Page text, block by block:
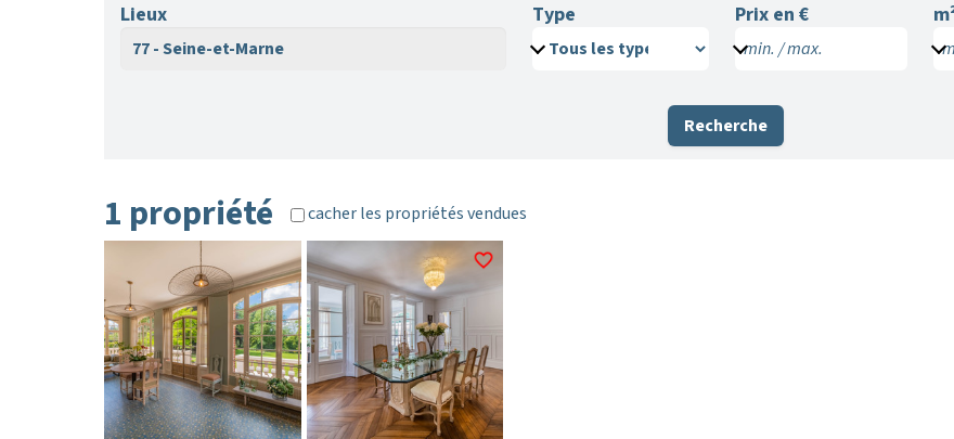
Lieux
77 - Seine-et-Marne
Type Prix en €
min. / max.
Recherche
1 propriété cacher les propriétés vendues